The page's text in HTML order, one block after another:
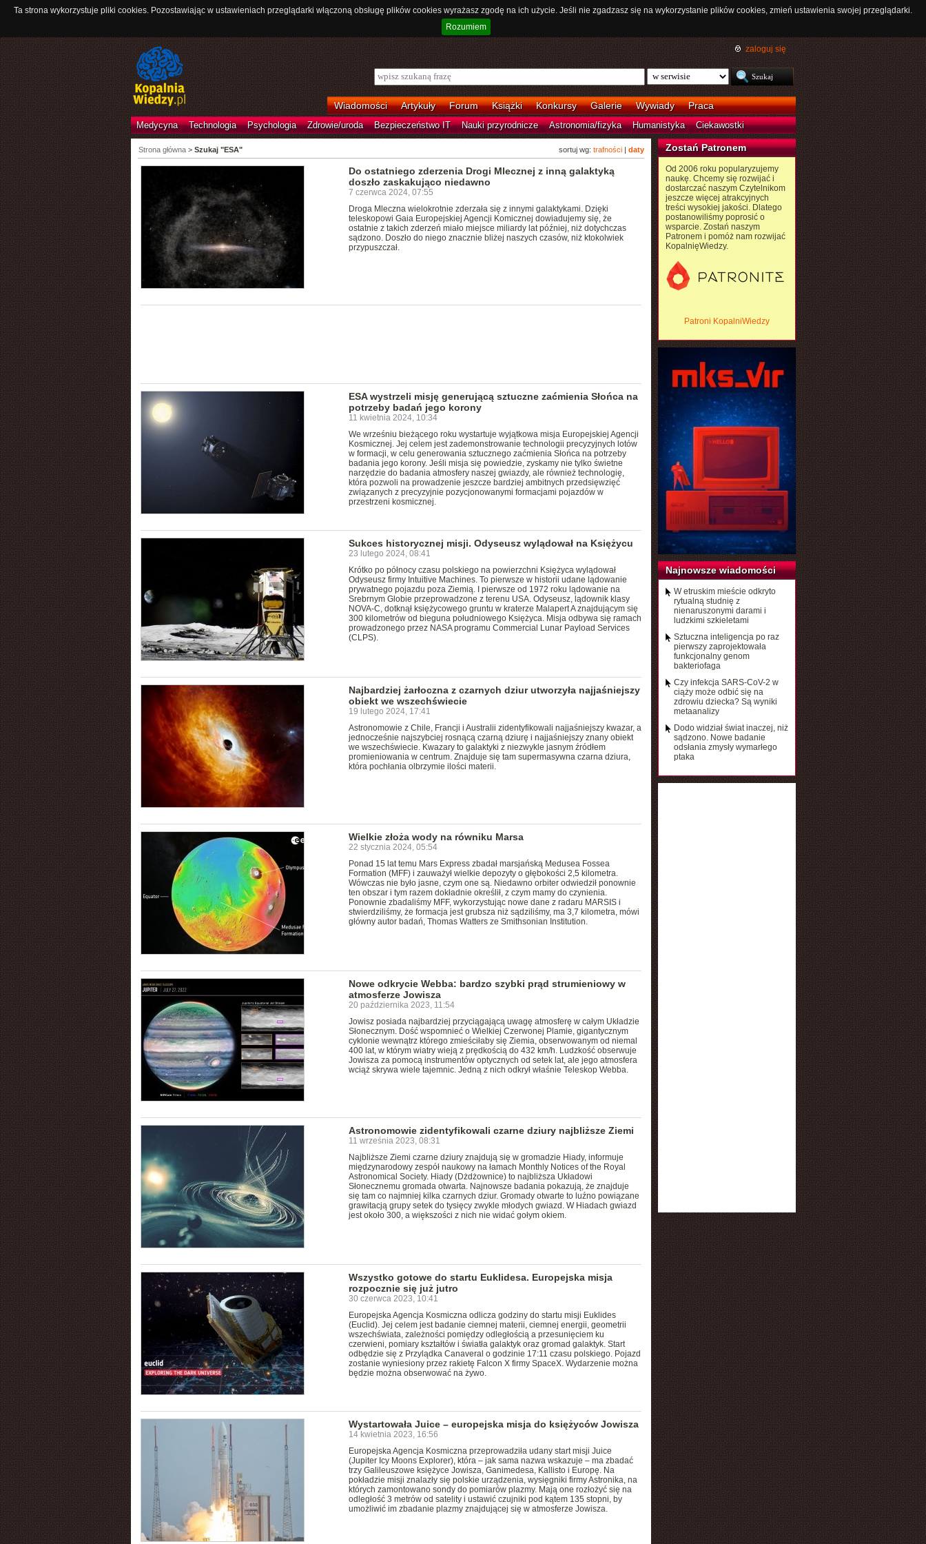
Ta strona wykorzystuje pliki cookies. Pozostawiając w ustawieniach przeglądarki włączoną obsługę plików cookies wyrażasz zgodę na ich użycie. Jeśli nie zgadzasz się na wykorzystanie plików cookies, zmień ustawienia swojej przeglądarki.
Rozumiem
zaloguj się
Wiadomości Artykuły Forum Książki Konkursy Galerie Wywiady Praca
Medycyna Technologia Psychologia Zdrowie/uroda Bezpieczeństwo IT Nauki przyrodnicze Astronomia/fizyka Humanistyka Ciekawostki
sortuj wg: trafności| daty
Strona główna> Szukaj "ESA"
Do ostatniego zderzenia Drogi Mlecznej z inną galaktyką
doszło zaskakująco niedawno
7 czerwca 2024, 07:55
Droga Mleczna wielokrotnie zderzała się z innymi galaktykami. Dzięki
teleskopowi Gaia Europejskiej Agencji Komicznej dowiadujemy się, że
ostatnie z takich zderzeń miało miejsce miliardy lat później, niż dotychczas
sądzono. Doszło do niego znacznie bliżej naszych czasów, niż ktokolwiek
przypuszczał.
ESA wystrzeli misję generującą sztuczne zaćmienia Słońca na
potrzeby badań jego korony
11 kwietnia 2024, 10:34
We wrześniu bieżącego roku wystartuje wyjątkowa misja Europejskiej Agencji
Kosmicznej. Jej celem jest zademonstrowanie technologii precyzyjnych lotów
w formacji, w celu generowania sztucznego zaćmienia Słońca na potrzeby
badania jego korony. Jeśli misja się powiedzie, zyskamy nie tylko świetne
narzędzie do badania atmosfery naszej gwiazdy, ale również technologię,
która pozwoli na prowadzenie jeszcze bardziej ambitnych przedsięwzięć
związanych z precyzyjnie pozycjonowanymi formacjami pojazdów w
przestrzeni kosmicznej.
Sukces historycznej misji. Odyseusz wylądował na Księżycu
23 lutego 2024, 08:41
Krótko po północy czasu polskiego na powierzchni Księżyca wylądował
Odyseusz firmy Intuitive Machines. To pierwsze w historii udane lądowanie
prywatnego pojazdu poza Ziemią. I pierwsze od 1972 roku lądowanie na
Srebrnym Globie przeprowadzone z terenu USA. Odyseusz, lądownik klasy
NOVA-C, dotknął księżycowego gruntu w kraterze Malapert A znajdującym się
300 kilometrów od bieguna południowego Księżyca. Misja odbywa się ramach
prowadzonego przez NASA programu Commercial Lunar Payload Services
(CLPS).
Najbardziej żarłoczna z czarnych dziur utworzyła najjaśniejszy
obiekt we wszechświecie
19 lutego 2024, 17:41
Astronomowie z Chile, Francji i Australii zidentyfikowali najjaśniejszy kwazar, a
jednocześnie najszybciej rosnącą czarną dziurę i najjaśniejszy znany obiekt
we wszechświecie. Kwazary to galaktyki z niezwykle jasnym źródłem
promieniowania w centrum. Znajduje się tam supermasywna czarna dziura,
która pochłania olbrzymie ilości materii.
Wielkie złoża wody na równiku Marsa
22 stycznia 2024, 05:54
Ponad 15 lat temu Mars Express zbadał marsjańską Medusea Fossea
Formation (MFF) i zauważył wielkie depozyty o głębokości 2,5 kilometra.
Wówczas nie było jasne, czym one są. Niedawno orbiter odwiedził ponownie
ten obszar i tym razem dokładnie określił, z czym mamy do czynienia.
Ponownie zbadaliśmy MFF, wykorzystując nowe dane z radaru MARSIS i
stwierdziliśmy, że formacja jest grubsza niż sądziliśmy, ma 3,7 kilometra, mówi
główny autor badań, Thomas Watters ze Smithsonian Institution.
Nowe odkrycie Webba: bardzo szybki prąd strumieniowy w
atmosferze Jowisza
20 października 2023, 11:54
Jowisz posiada najbardziej przyciągającą uwagę atmosferę w całym Układzie
Słonecznym. Dość wspomnieć o Wielkiej Czerwonej Plamie, gigantycznym
cyklonie wewnątrz którego zmieściłaby się Ziemia, obserwowanym od niemal
400 lat, w którym wiatry wieją z prędkością do 432 km/h. Ludzkość obserwuje
Jowisza za pomocą instrumentów optycznych od setek lat, ale jego atmosfera
wciąż skrywa wiele tajemnic. Jedną z nich odkrył właśnie Teleskop Webba.
Astronomowie zidentyfikowali czarne dziury najbliższe Ziemi
11 września 2023, 08:31
Najbliższe Ziemi czarne dziury znajdują się w gromadzie Hiady, informuje
międzynarodowy zespół naukowy na łamach Monthly Notices of the Royal
Astronomical Society. Hiady (Dżdżownice) to najbliższa Układowi
Słonecznemu gromada otwarta. Najnowsze badania pokazują, że znajduje
się tam co najmniej kilka czarnych dziur. Gromady otwarte to luźno powiązane
grawitacją grupy setek do tysięcy zwykle młodych gwiazd. W Hiadach gwiazd
jest około 300, a większości z nich nie widać gołym okiem.
Wszystko gotowe do startu Euklidesa. Europejska misja
rozpocznie się już jutro
30 czerwca 2023, 10:41
Europejska Agencja Kosmiczna odlicza godziny do startu misji Euklides
(Euclid). Jej celem jest badanie ciemnej materii, ciemnej energii, geometrii
wszechświata, zależności pomiędzy odległością a przesunięciem ku
czerwieni, pomiary kształtów i światła galaktyk oraz gromad galaktyk. Start
odbędzie się z Przylądka Canaveral o godzinie 17:11 czasu polskiego. Pojazd
zostanie wyniesiony przez rakietę Falcon X firmy SpaceX. Wydarzenie można
będzie można obserwować na żywo.
Wystartowała Juice – europejska misja do księżyców Jowisza
14 kwietnia 2023, 16:56
Europejska Agencja Kosmiczna przeprowadziła udany start misji Juice
(Jupiter Icy Moons Explorer), która – jak sama nazwa wskazuje – ma zbadać
trzy Galileuszowe księżyce Jowisza, Ganimedesa, Kallisto i Europę. Na
pokładzie misji znalazły się polskie urządzenia, wysięgniki firmy Astronika, na
których zamontowano sondy do pomiarów plazmy. Mają one rozłożyć się na
odległość 3 metrów od satelity i ustawić czujniki pod kątem 135 stopni, by
umożliwić im zbadanie plazmy znajdującej się w atmosferze Jowisza.
Zostań Patronem
Od 2006 roku popularyzujemy
naukę. Chcemy się rozwijać i
dostarczać naszym Czytelnikom
jeszcze więcej atrakcyjnych
treści wysokiej jakości. Dlatego
postanowiliśmy poprosić o
wsparcie. Zostań naszym
Patronem i pomóż nam rozwijać
KopalnięWiedzy.
Patroni KopalniWiedzy
Najnowsze wiadomości
W etruskim mieście odkryto
rytualną studnię z
nienaruszonymi darami i
ludzkimi szkieletami
Sztuczna inteligencja po raz
pierwszy zaprojektowała
funkcjonalny genom
bakteriofaga
Czy infekcja SARS-CoV-2 w
ciąży może odbić się na
zdrowiu dziecka? Są wyniki
metaanalizy
Dodo widział świat inaczej, niż
sądzono. Nowe badanie
odsłania zmysły wymarłego
ptaka